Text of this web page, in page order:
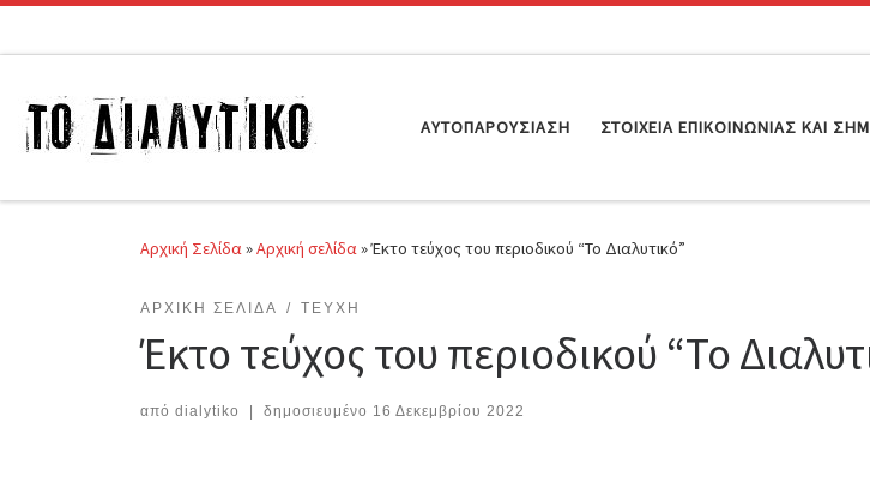
ΑΥΤΟΠΑΡΟΥΣΊΑΣΗ ΣΤΟΙΧΕΊΑ ΕΠΙΚΟΙΝΩΝΊΑΣ ΚΑΙ
Αρχική Σελίδα»Αρχική σελίδα»Έκτο τεύχος του περιοδικού “Το Διαλυτικό”
ΑΡΧΙΚΉ ΣΕΛΊΔΑ ΤΕΎΧΗ
Έκτο τεύχος του περιοδικού “Το
από dialytiko δημοσιευμένο 16 Δεκεμβρίου 2022